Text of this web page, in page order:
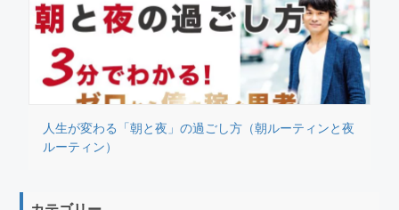
人生が変わる「朝と夜」の過ごし方（朝ルーティンと夜
ルーティン）